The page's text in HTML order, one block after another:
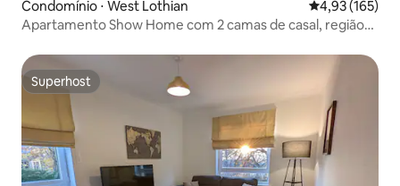
Condomínio ⋅ West Lothian 4,93 de uma
4,93 (165)
Apartamento Show Home com 2 camas de casal, região
Superhost
Superhost